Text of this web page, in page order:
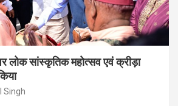
लोक सांस्कृतिक महोत्सव एवं क्रीड़ा
Singh